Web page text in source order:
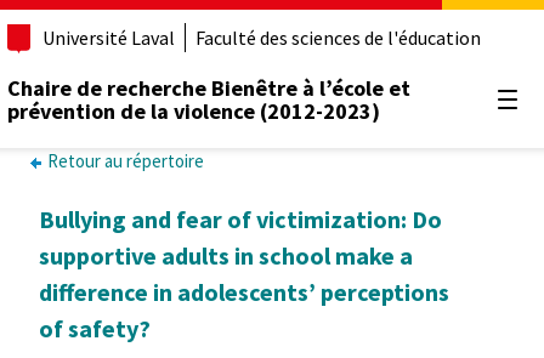
Université Laval Faculté des sciences de l'éducation
Chaire de recherche Bienêtre à l’école et
prévention de la violence (2012-2023)
Retour au répertoire
Bullying and fear of victimization: Do
supportive adults in school make a
difference in adolescents’ perceptions
of safety?